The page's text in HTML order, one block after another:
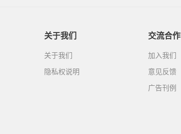
关于我们
关于我们
隐私权说明
交流合作
加入我们
意见反馈
广告刊例